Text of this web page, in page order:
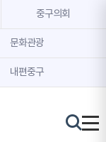
중구의회
문화관광
내편중구